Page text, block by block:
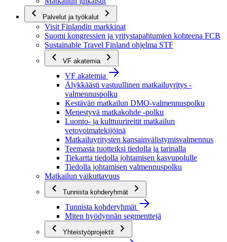
Palvelut ja työkalut
Visit Finlandin markkinat
Suomi kongressien ja yritystapahtumien kohteena FCB
Sustainable Travel Finland ohjelma STF
VF akatemia
VF akatemia
Älykkäästi vastuullinen matkailuyritys -
valmennuspolku
Kestävän matkailun DMO-valmennuspolku
Menestyvä matkakohde -polku
Luonto- ja kulttuurireitit matkailun
vetovoimatekijöinä
Matkailuyritysten kansainvälistymisvalmennus
Teemasta tuotteiksi tiedolla ja tarinalla
Tiekartta tiedolla johtamisen kasvupolulle
Tiedolla johtamisen valmennuspolku
Matkailun vaikuttavuus
Tunnista kohderyhmät
Tunnista kohderyhmät
Miten hyödynnän segmenttejä
Yhteistyöprojektit